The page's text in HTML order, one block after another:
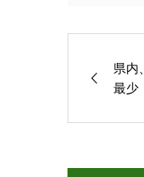
県内
最少